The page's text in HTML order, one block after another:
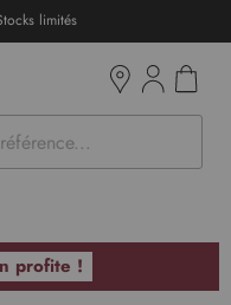
limités
profite !